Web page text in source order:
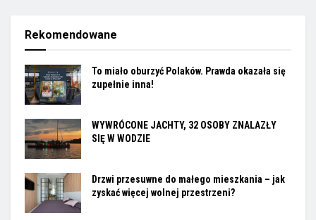
Rekomendowane
To miało oburzyć Polaków. Prawda okazała się
zupełnie inna!
WYWRÓCONE JACHTY, 32 OSOBY ZNALAZŁY
SIĘ W WODZIE
Drzwi przesuwne do małego mieszkania – jak
zyskać więcej wolnej przestrzeni?